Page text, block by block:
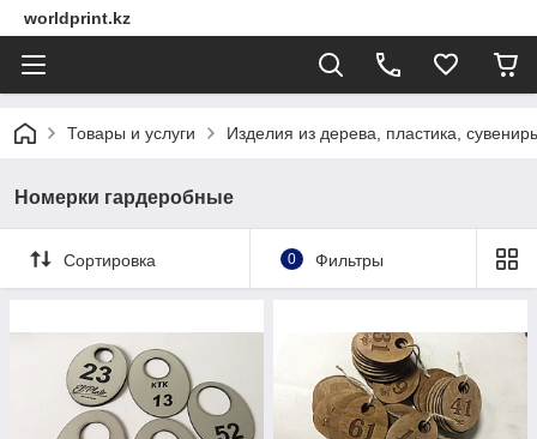
worldprint.kz
Товары и услуги Изделия из дерева, пластика,
Номерки гардеробные
Сортировка 0 Фильтры